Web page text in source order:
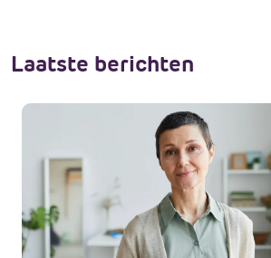
Laatste berichten